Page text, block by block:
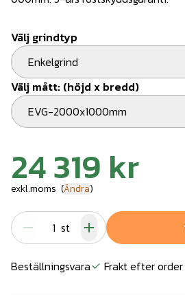
Välj grindtyp
Enkelgrind
Välj mått: (höjd x bredd)
EVG-2000x1000mm
24 319 kr
exkl.moms (Ändra)
st
Beställningsvara Frakt efter order